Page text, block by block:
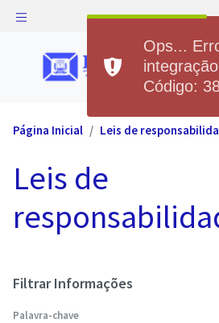
Página Inicial Leis de
Leis de
Filtrar Informações
Palavra-chave
Ops...
Código: